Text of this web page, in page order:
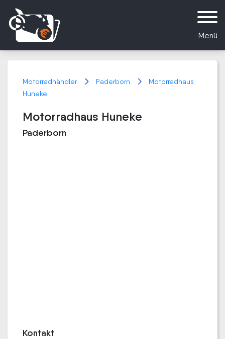
Menü
Motorradhändler Paderborn
Motorradhaus
Huneke
Motorradhaus Huneke
Paderborn
Kontakt